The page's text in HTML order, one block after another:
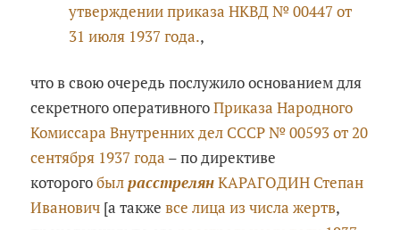
утверждении приказа НКВД № 00447 от
31 июля 1937 года.,
что в свою очередь послужило основанием для
секретного оперативногоПриказа Народного
Комиссара Внутренних дел СССР № 00593 от 20
сентября 1937 года – по директиве
которогобылрасстрелянКАРАГОДИН Степан
Иванович [а такжевсе лица из числа жертв,